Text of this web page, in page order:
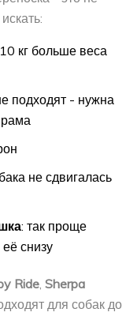
кг больше веса
подходят - нужна
рама
не сдвигалась
: так проще
снизу
Ride, Sherpa
для собак до